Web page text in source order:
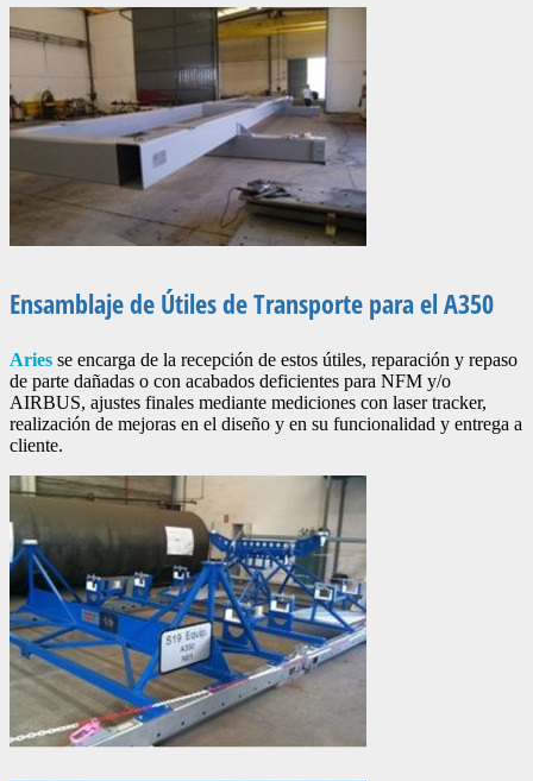
Ensamblaje de Útiles de Transporte para el A350
Aries se encarga de la recepción de estos útiles, reparación y repaso
de parte dañadas o con acabados deficientes para NFM y/o
AIRBUS, ajustes finales mediante mediciones con laser tracker,
realización de mejoras en el diseño y en su funcionalidad y entrega a
cliente.